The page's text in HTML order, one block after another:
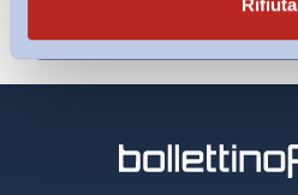
Rifiuta